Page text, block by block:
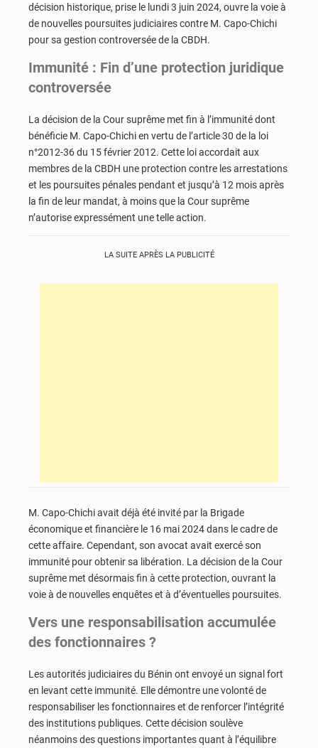
décision historique, prise le lundi 3 juin 2024, ouvre la voie à
de nouvelles poursuites judiciaires contre M. Capo-Chichi
pour sa gestion controversée de la CBDH.
Immunité : Fin d’une protection juridique
controversée
La décision de la Cour suprême met fin à l’immunité dont
bénéficie M. Capo-Chichi en vertu de l’article 30 de la loi
n°2012-36 du 15 février 2012. Cette loi accordait aux
membres de la CBDH une protection contre les arrestations
et les poursuites pénales pendant et jusqu’à 12 mois après
la fin de leur mandat, à moins que la Cour suprême
n’autorise expressément une telle action.
LA SUITE APRÈS LA PUBLICITÉ
M. Capo-Chichi avait déjà été invité par la Brigade
économique et financière le 16 mai 2024 dans le cadre de
cette affaire. Cependant, son avocat avait exercé son
immunité pour obtenir sa libération. La décision de la Cour
suprême met désormais fin à cette protection, ouvrant la
voie à de nouvelles enquêtes et à d’éventuelles poursuites.
Vers une responsabilisation accumulée
des fonctionnaires ?
Les autorités judiciaires du Bénin ont envoyé un signal fort
en levant cette immunité. Elle démontre une volonté de
responsabiliser les fonctionnaires et de renforcer l’intégrité
des institutions publiques. Cette décision soulève
néanmoins des questions importantes quant à l’équilibre